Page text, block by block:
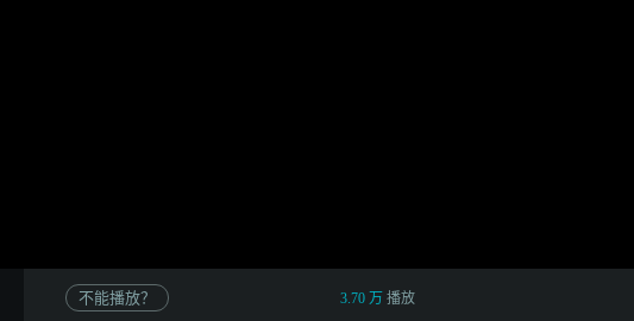
不能播放？ 3.70 万 播放